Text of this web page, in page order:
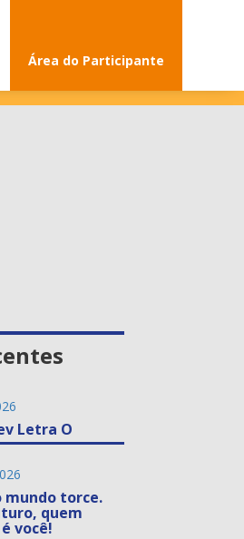
Área do Participante
Letra O
mundo torce.
quem
você!